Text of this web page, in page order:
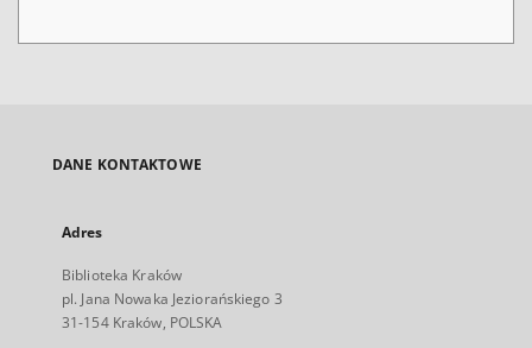
DANE KONTAKTOWE
Adres
Biblioteka Kraków
pl. Jana Nowaka Jeziorańskiego 3
31-154 Kraków, POLSKA